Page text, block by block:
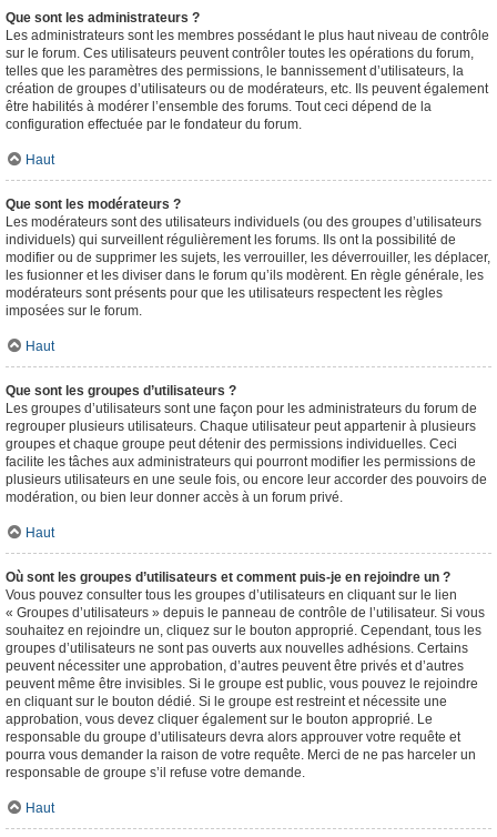
Que sont les administrateurs ?
Les administrateurs sont les membres possédant le plus haut niveau de contrôle
sur le forum. Ces utilisateurs peuvent contrôler toutes les opérations du forum,
telles que les paramètres des permissions, le bannissement d’utilisateurs, la
création de groupes d’utilisateurs ou de modérateurs, etc. Ils peuvent également
être habilités à modérer l’ensemble des forums. Tout ceci dépend de la
configuration effectuée par le fondateur du forum.
Haut
Que sont les modérateurs ?
Les modérateurs sont des utilisateurs individuels (ou des groupes d’utilisateurs
individuels) qui surveillent régulièrement les forums. Ils ont la possibilité de
modifier ou de supprimer les sujets, les verrouiller, les déverrouiller, les déplacer,
les fusionner et les diviser dans le forum qu’ils modèrent. En règle générale, les
modérateurs sont présents pour que les utilisateurs respectent les règles
imposées sur le forum.
Haut
Que sont les groupes d’utilisateurs ?
Les groupes d’utilisateurs sont une façon pour les administrateurs du forum de
regrouper plusieurs utilisateurs. Chaque utilisateur peut appartenir à plusieurs
groupes et chaque groupe peut détenir des permissions individuelles. Ceci
facilite les tâches aux administrateurs qui pourront modifier les permissions de
plusieurs utilisateurs en une seule fois, ou encore leur accorder des pouvoirs de
modération, ou bien leur donner accès à un forum privé.
Haut
Où sont les groupes d’utilisateurs et comment puis-je en rejoindre un ?
Vous pouvez consulter tous les groupes d’utilisateurs en cliquant sur le lien
« Groupes d’utilisateurs » depuis le panneau de contrôle de l’utilisateur. Si vous
souhaitez en rejoindre un, cliquez sur le bouton approprié. Cependant, tous les
groupes d’utilisateurs ne sont pas ouverts aux nouvelles adhésions. Certains
peuvent nécessiter une approbation, d’autres peuvent être privés et d’autres
peuvent même être invisibles. Si le groupe est public, vous pouvez le rejoindre
en cliquant sur le bouton dédié. Si le groupe est restreint et nécessite une
approbation, vous devez cliquer également sur le bouton approprié. Le
responsable du groupe d’utilisateurs devra alors approuver votre requête et
pourra vous demander la raison de votre requête. Merci de ne pas harceler un
responsable de groupe s’il refuse votre demande.
Haut